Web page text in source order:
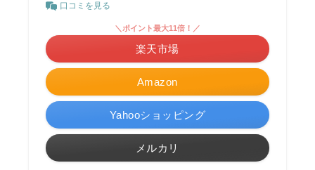
口コミを見る
Amazon
＼ポイント最大11倍！／
楽天市場
Yahooショッピング
メルカリ